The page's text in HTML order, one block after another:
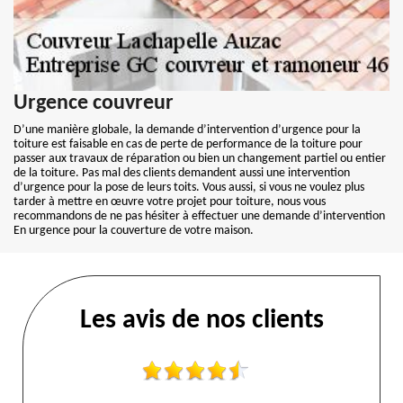
Urgence couvreur
D’une manière globale, la demande d’intervention d’urgence pour la
toiture est faisable en cas de perte de performance de la toiture pour
passer aux travaux de réparation ou bien un changement partiel ou entier
de la toiture. Pas mal des clients demandent aussi une intervention
d’urgence pour la pose de leurs toits. Vous aussi, si vous ne voulez plus
tarder à mettre en œuvre votre projet pour toiture, nous vous
recommandons de ne pas hésiter à effectuer une demande d’intervention
En urgence pour la couverture de votre maison.
Les avis de nos clients